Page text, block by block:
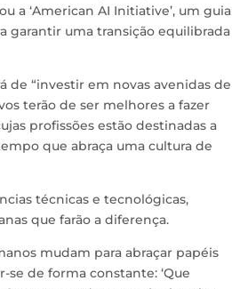
a ‘American AI Initiative’, um guia
garantir uma transição equilibrada
de “investir em novas avenidas de
terão de ser melhores a fazer
profissões estão destinadas a
que abraça uma cultura de
técnicas e tecnológicas,
que farão a diferença.
mudam para abraçar papéis
de forma constante: ‘Que